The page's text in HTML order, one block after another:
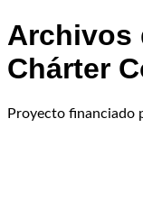
Archivos
Chárter
Proyecto financiado